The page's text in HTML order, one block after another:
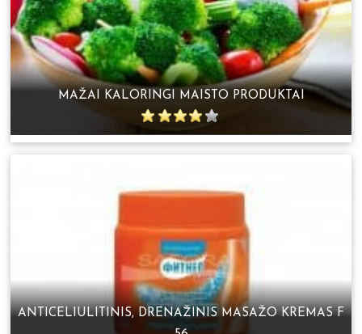
MAŽAI KALORINGI MAISTO PRODUKTAI
ANTICELIULITINIS, DRENAŽINIS MASAŽO KREMAS F